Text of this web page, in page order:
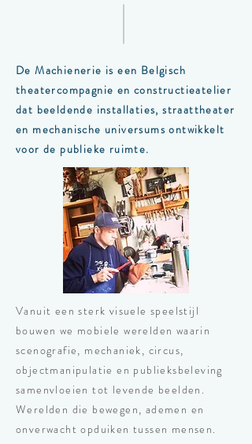
De Machienerie is een Belgisch
theatercompagnie en constructieatelier
dat beeldende installaties, straattheater
en mechanische universums ontwikkelt
voor de publieke ruimte.
Vanuit een sterk visuele speelstijl
bouwen we mobiele werelden waarin
scenografie, mechaniek, circus,
objectmanipulatie en publieksbeleving
samenvloeien tot levende beelden.
Werelden die bewegen, ademen en
onverwacht opduiken tussen mensen.